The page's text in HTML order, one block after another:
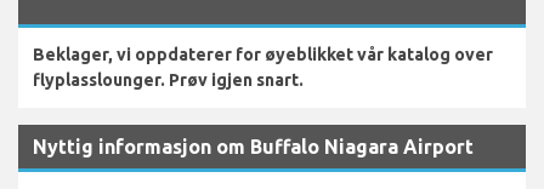
Beklager, vi oppdaterer for øyeblikket vår katalog over
flyplasslounger. Prøv igjen snart.
Nyttig informasjon om Buffalo Niagara Airport